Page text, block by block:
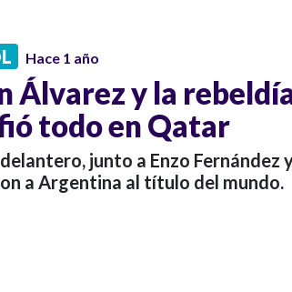
Hace 1 año
Álvarez y la
todo en Qatar
junto a Enzo Fernández
a Argentina al título del mundo.